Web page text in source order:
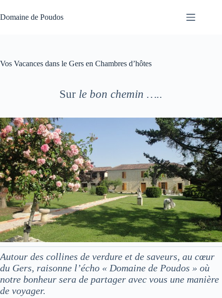
au
contenu
Domaine de Poudos
Vos Vacances dans le Gers en Chambres d’hôtes
Sur le bon chemin …..
Autour des collines de verdure et de saveurs, au cœur
du Gers, raisonne l’écho « Domaine de Poudos » où
notre bonheur sera de partager avec vous une manière
de voyager.